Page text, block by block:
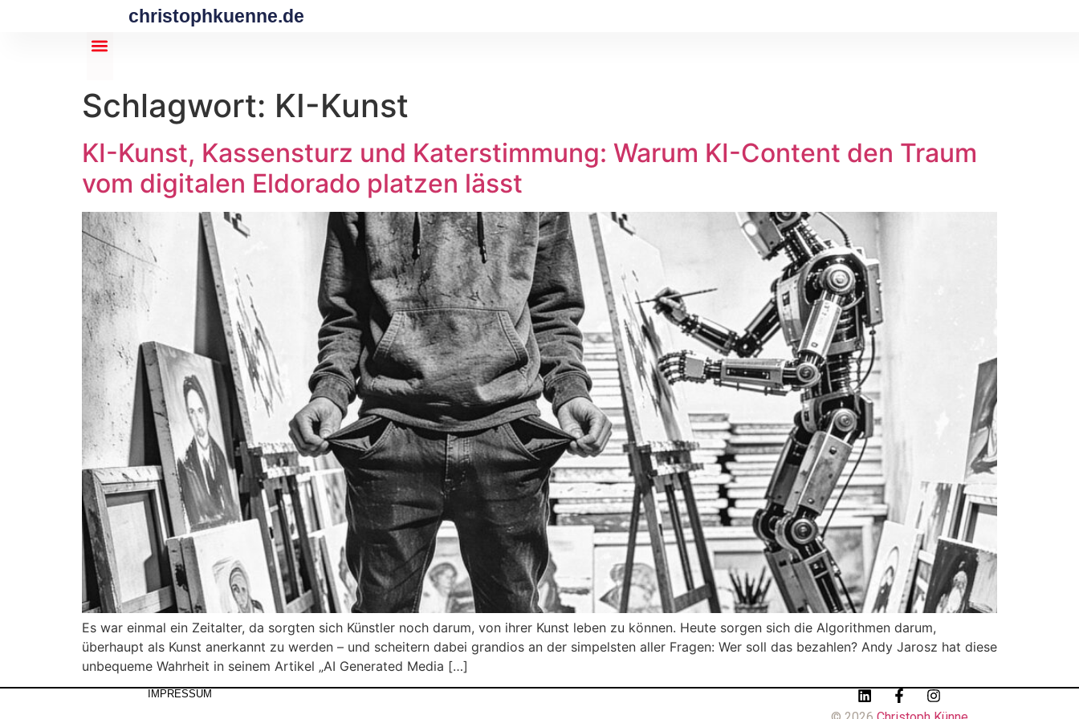
christophkuenne.de
Schlagwort: KI-Kunst
KI-Kunst, Kassensturz und Katerstimmung: Warum KI-Content den Traum
vom digitalen Eldorado platzen lässt
Es war einmal ein Zeitalter, da sorgten sich Künstler noch darum, von ihrer Kunst leben zu können. Heute sorgen sich die Algorithmen darum,
überhaupt als Kunst anerkannt zu werden – und scheitern dabei grandios an der simpelsten aller Fragen: Wer soll das bezahlen? Andy Jarosz hat diese
unbequeme Wahrheit in seinem Artikel „AI Generated Media […]
IMPRESSUM